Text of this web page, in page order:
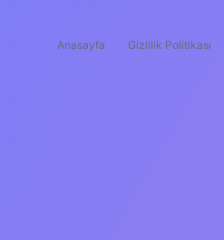
Anasayfa Gizlilik Politikası